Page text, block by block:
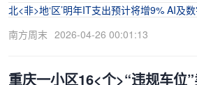
北<非>地‘区’明年IT支出预计将增9% AI及
南方周末 2026-04-26 00:01:13
重庆一小区16<个>“违规车位”